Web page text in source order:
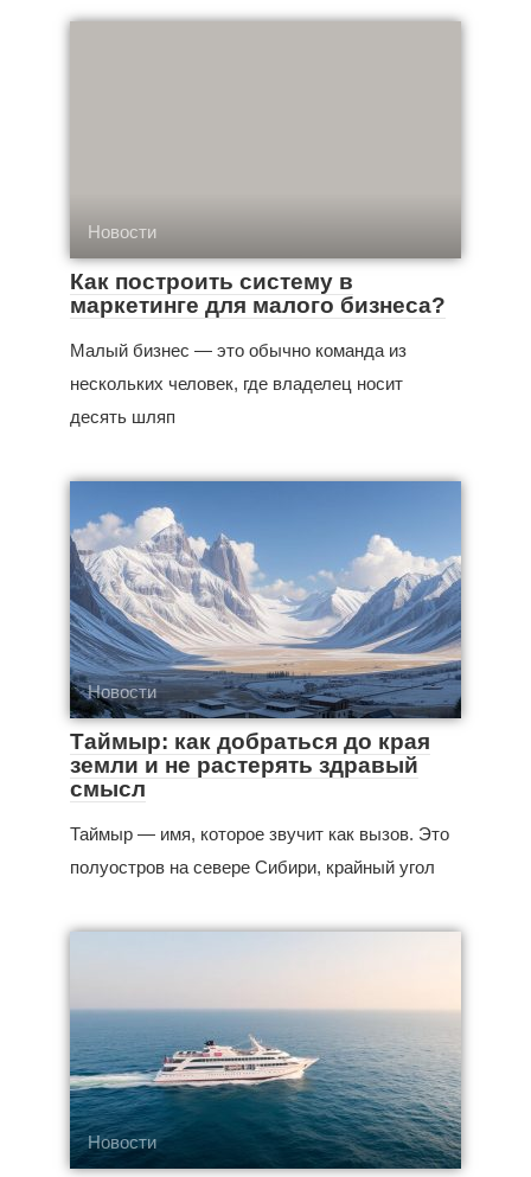
Новости
Как построить систему в
маркетинге для малого бизнеса?
Малый бизнес — это обычно команда из
нескольких человек, где владелец носит
десять шляп
Новости
Таймыр: как добраться до края
земли и не растерять здравый
смысл
Таймыр — имя, которое звучит как вызов. Это
полуостров на севере Сибири, крайный угол
Новости